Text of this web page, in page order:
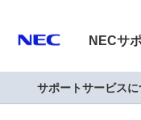
NECサ
サポートサービスに